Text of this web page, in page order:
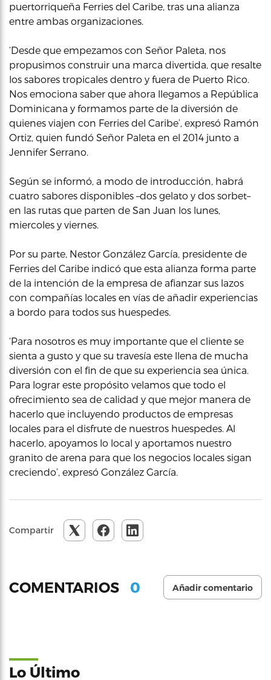
puertorriqueña Ferries del Caribe, tras una alianza
entre ambas organizaciones.
‘Desde que empezamos con Señor Paleta, nos
propusimos construir una marca divertida, que resalte
los sabores tropicales dentro y fuera de Puerto Rico.
Nos emociona saber que ahora llegamos a República
Dominicana y formamos parte de la diversión de
quienes viajen con Ferries del Caribe’, expresó Ramón
Ortiz, quien fundó Señor Paleta en el 2014 junto a
Jennifer Serrano.
Según se informó, a modo de introducción, habrá
cuatro sabores disponibles –dos gelato y dos sorbet–
en las rutas que parten de San Juan los lunes,
miercoles y viernes.
Por su parte, Nestor González García, presidente de
Ferries del Caribe indicó que esta alianza forma parte
de la intención de la empresa de afianzar sus lazos
con compañías locales en vías de añadir experiencias
a bordo para todos sus huespedes.
‘Para nosotros es muy importante que el cliente se
sienta a gusto y que su travesía este llena de mucha
diversión con el fin de que su experiencia sea única.
Para lograr este propósito velamos que todo el
ofrecimiento sea de calidad y que mejor manera de
hacerlo que incluyendo productos de empresas
locales para el disfrute de nuestros huespedes. Al
hacerlo, apoyamos lo local y aportamos nuestro
granito de arena para que los negocios locales sigan
creciendo’, expresó González García.
Compartir
COMENTARIOS 0 Añadir comentario
Lo Último